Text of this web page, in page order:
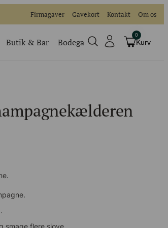
Firmagaver Gavekort Kontakt Om os
Traditionel
Butik & Bar Bodega
0
Kurv
flere sjove